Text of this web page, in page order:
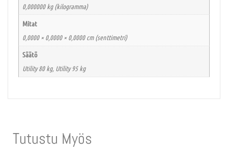
0,000000 kg (kilogramma)
Mitat
0,0000 × 0,0000 × 0,0000 cm (senttimetri)
Säätö
Utility 80 kg, Utility 95 kg
Tutustu Myös